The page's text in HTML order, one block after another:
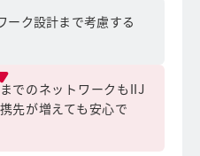
ーク設計まで考慮する
でのネットワークもIIJ
先が増えても安心で